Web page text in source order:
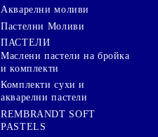
Акварелни моливи
Пастелни Моливи
ПАСТЕЛИ
Маслени пастели на бройка
и комплекти
Комплекти сухи и
акварелни пастели
REMBRANDT SOFT
PASTELS